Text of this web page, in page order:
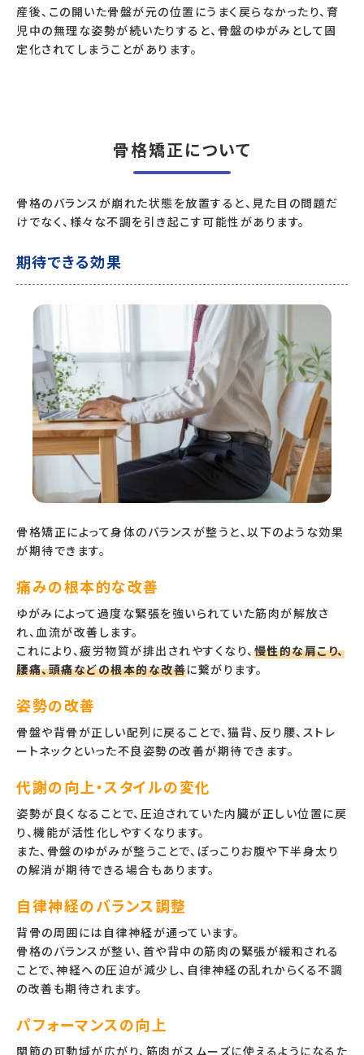
産後、この開いた骨盤が元の位置にうまく戻らなかったり、育
児中の無理な姿勢が続いたりすると、骨盤のゆがみとして固
定化されてしまうことがあります。
骨格矯正について
骨格のバランスが崩れた状態を放置すると、見た目の問題だ
けでなく、様々な不調を引き起こす可能性があります。
期待できる効果
骨格矯正によって身体のバランスが整うと、以下のような効果
が期待できます。
痛みの根本的な改善
ゆがみによって過度な緊張を強いられていた筋肉が解放さ
れ、血流が改善します。
これにより、疲労物質が排出されやすくなり、 慢性的な肩こり、
腰痛、頭痛などの根本的な改善に繋がります。
姿勢の改善
骨盤や背骨が正しい配列に戻ることで、猫背、反り腰、ストレ
ートネックといった不良姿勢の改善が期待できます。
代謝の向上・スタイルの変化
姿勢が良くなることで、圧迫されていた内臓が正しい位置に戻
り、機能が活性化しやすくなります。
また、骨盤のゆがみが整うことで、ぽっこりお腹や下半身太り
の解消が期待できる場合もあります。
自律神経のバランス調整
背骨の周囲には自律神経が通っています。
骨格のバランスが整い、首や背中の筋肉の緊張が緩和される
ことで、神経への圧迫が減少し、自律神経の乱れからくる不調
の改善も期待されます。
パフォーマンスの向上
関節の可動域が広がり、筋肉がスムーズに使えるようになるた